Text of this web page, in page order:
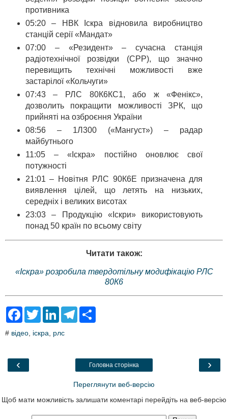
противника
05:20 – НВК Іскра відновила виробництво
станцій серії «Мандат»
07:00 – «Резидент» – сучасна станція
радіотехнічної розвідки (СРР), що значно
перевищить технічні можливості вже
застарілої «Кольчуги»
07:43 – РЛС 80К6КС1, або ж «Фенікс»,
дозволить покращити можливості ЗРК, що
прийняті на озброєння України
08:56 – 1Л300 («Мангуст») – радар
майбутнього
11:05 – «Іскра» постійно оновлює свої
потужності
21:01 – Новітня РЛС 90К6Е призначена для
виявлення цілей, що летять на низьких,
середніх і великих висотах
23:03 – Продукцію «Іскри» використовують
понад 50 країн по всьому світу
Читати також:
«Іскра» розробила твердотільну модифікацію РЛС
80К6
F
e
o
T
t
L
k
T
a
# відео іскра рлс
‹ ›
Головна сторінка
Переглянути веб-версію
Щоб мати можливість залишати коментарі перейдіть на веб-версію